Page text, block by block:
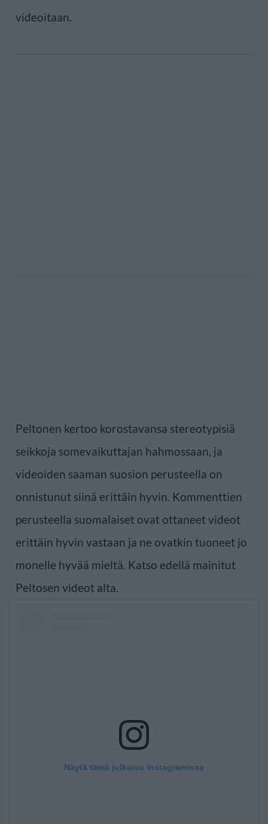
videoitaan.
Peltonen kertoo korostavansa stereotypisiä
seikkoja somevaikuttajan hahmossaan, ja
videoiden saaman suosion perusteella on
onnistunut siinä erittäin hyvin. Kommenttien
perusteella suomalaiset ovat ottaneet videot
erittäin hyvin vastaan ja ne ovatkin tuoneet jo
monelle hyvää mieltä. Katso edellä mainitut
Peltosen videot alta.
Näytä tämä julkaisu Instagramissa